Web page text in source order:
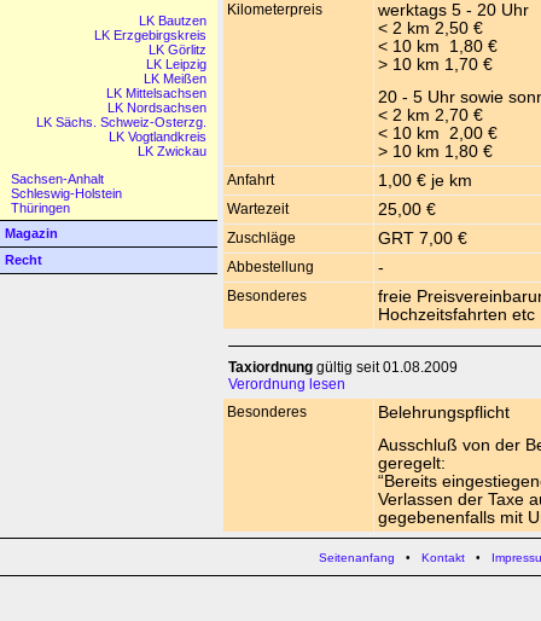
LK Bautzen
LK Erzgebirgskreis
LK Görlitz
LK Leipzig
LK Meißen
LK Mittelsachsen
LK Nordsachsen
LK Sächs. Schweiz-Osterzg.
LK Vogtlandkreis
LK Zwickau
Sachsen-Anhalt
Schleswig-Holstein
Thüringen
Magazin
Recht
Kilometerpreis
werktags 5 - 20 Uhr
< 2 km 2,50 €
< 10 km 1,80 €
> 10 km 1,70 €
20 - 5 Uhr sowie
< 2 km 2,70 €
< 10 km 2,00 €
> 10 km 1,80 €
Anfahrt 1,00 € je km
Wartezeit 25,00 €
Zuschläge GRT 7,00 €
Abbestellung -
Besonderes
freie
Hochzeitsfahrten etc
Taxiordnung gültig seit 01.08.2009
Verordnung lesen
Besonderes
Belehrungspflicht
Ausschluß von der
geregelt:
“Bereits
Verlassen der Taxe
gegebenenfalls mit
Seitenanfang • Kontakt•